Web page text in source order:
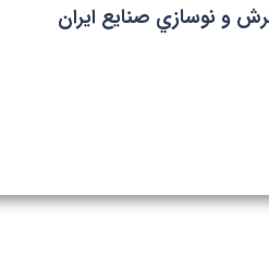
و نوسازي صنايع ايران